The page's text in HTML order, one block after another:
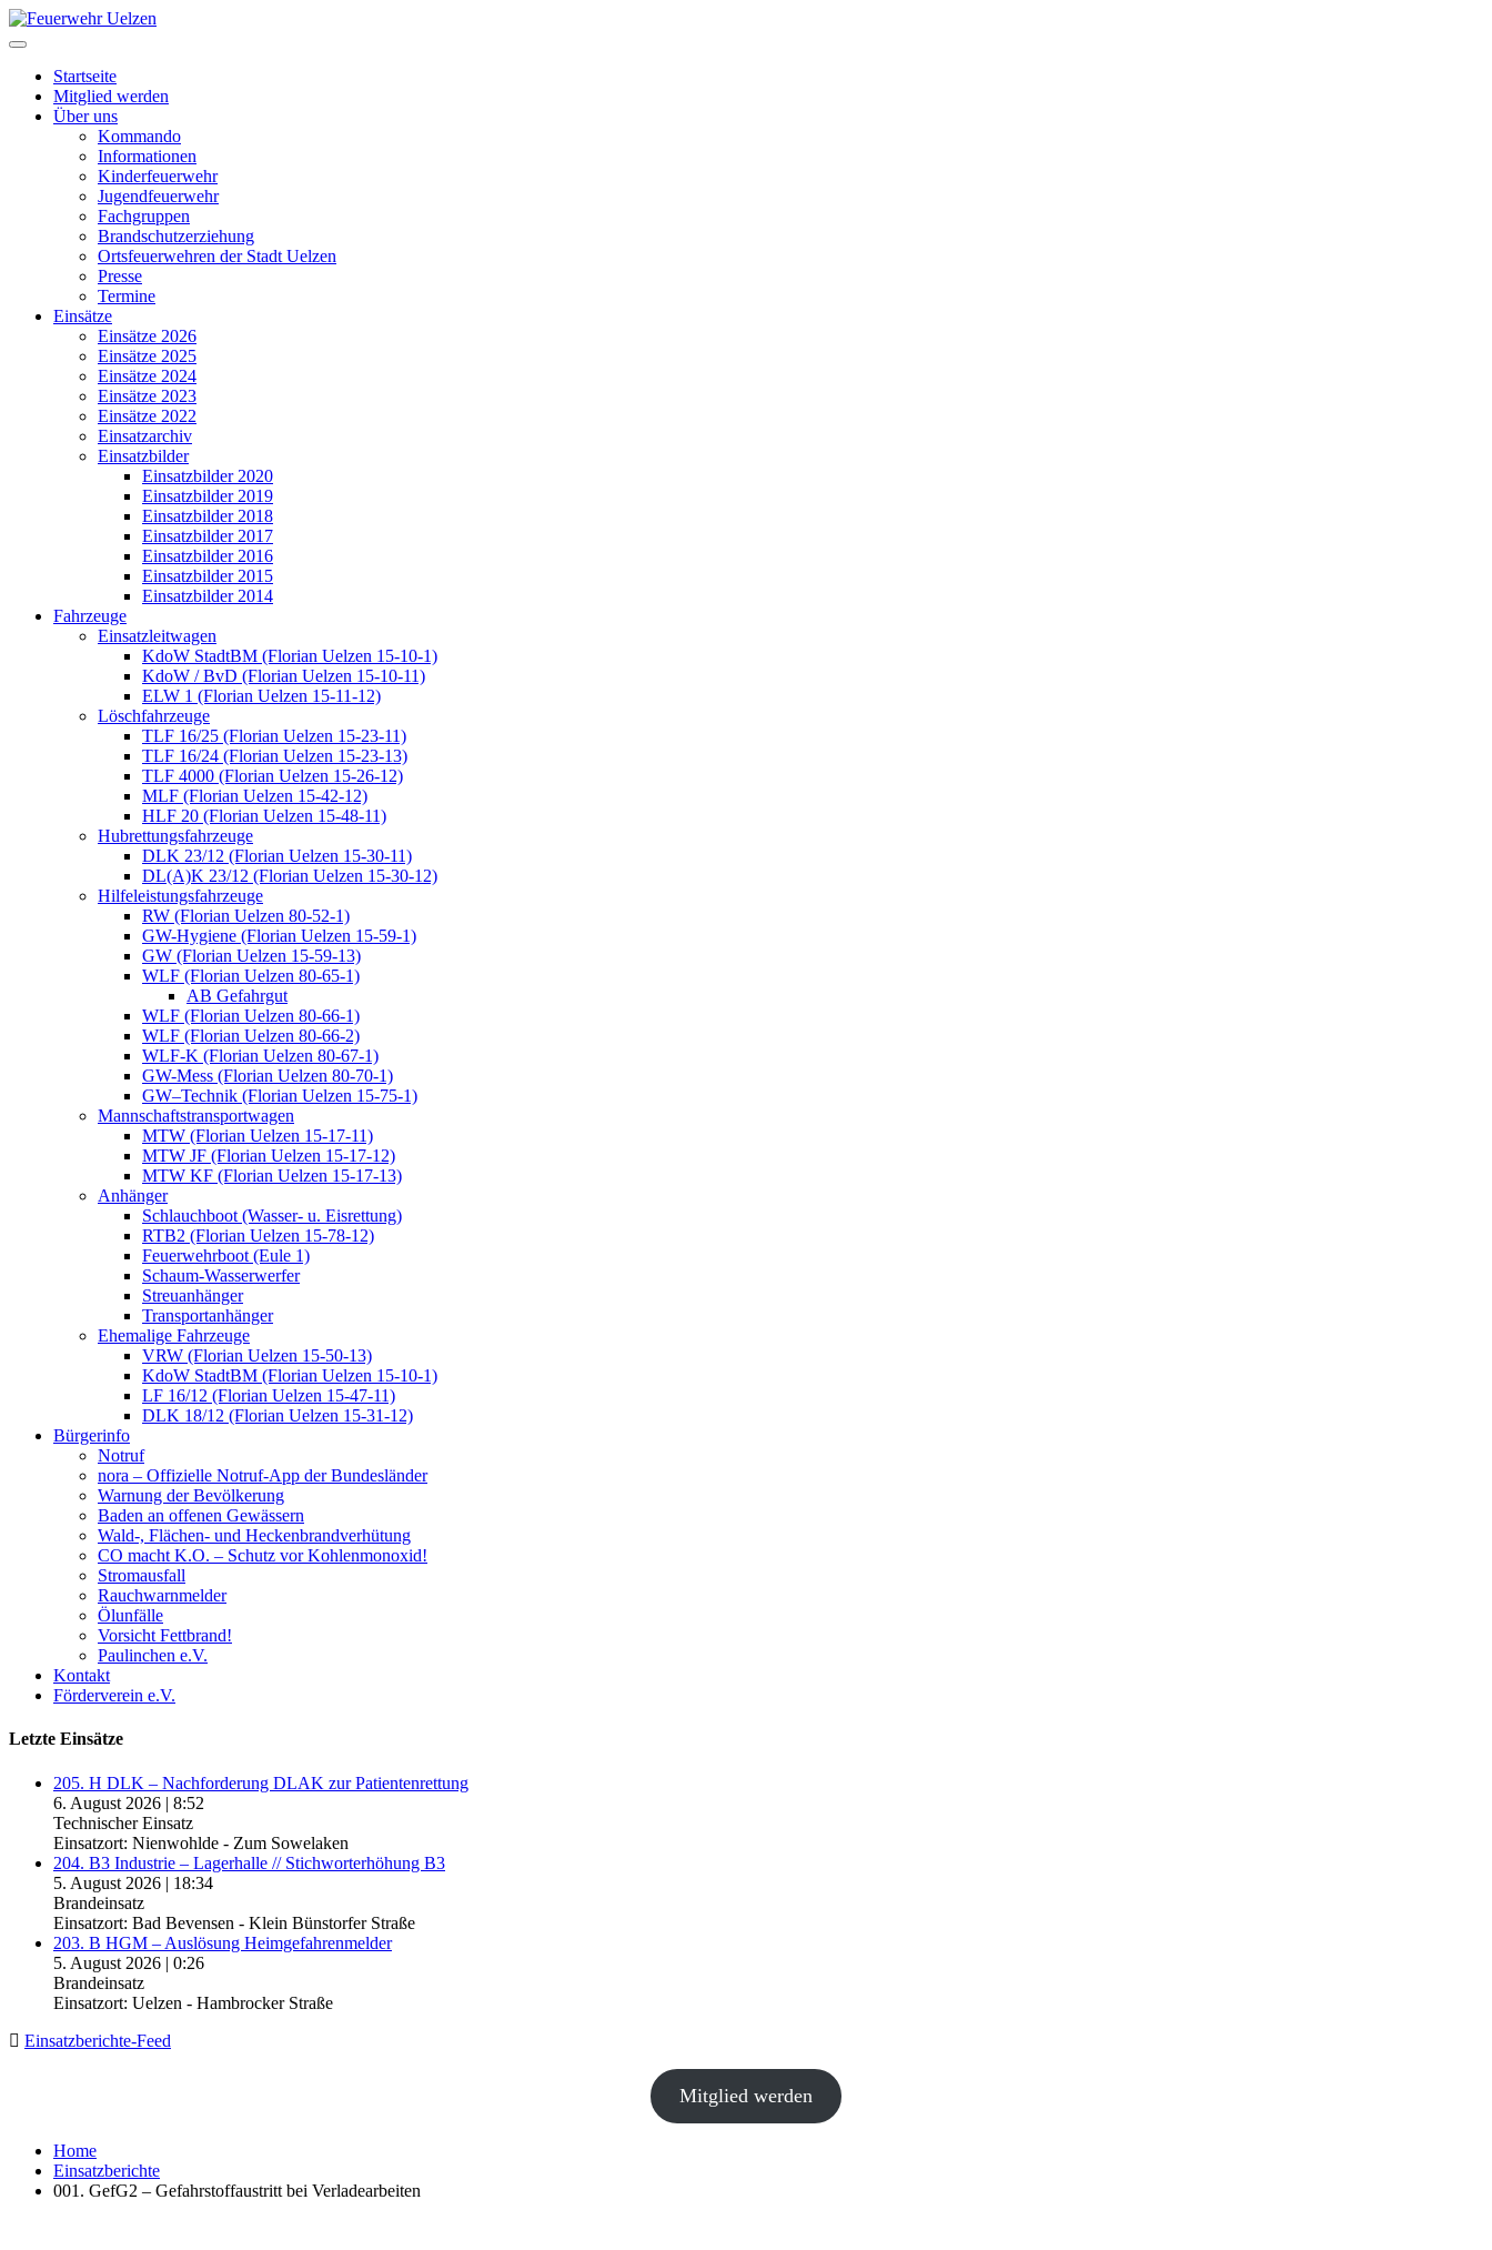
Startseite
Mitglied werden
Über uns
Kommando
Informationen
Kinderfeuerwehr
Jugendfeuerwehr
Fachgruppen
Brandschutzerziehung
Ortsfeuerwehren der Stadt Uelzen
Presse
Termine
Einsätze
Einsätze 2026
Einsätze 2025
Einsätze 2024
Einsätze 2023
Einsätze 2022
Einsatzarchiv
Einsatzbilder
Einsatzbilder 2020
Einsatzbilder 2019
Einsatzbilder 2018
Einsatzbilder 2017
Einsatzbilder 2016
Einsatzbilder 2015
Einsatzbilder 2014
Fahrzeuge
Einsatzleitwagen
KdoW StadtBM (Florian Uelzen 15-10-1)
KdoW / BvD (Florian Uelzen 15-10-11)
ELW 1 (Florian Uelzen 15-11-12)
Löschfahrzeuge
TLF 16/25 (Florian Uelzen 15-23-11)
TLF 16/24 (Florian Uelzen 15-23-13)
TLF 4000 (Florian Uelzen 15-26-12)
MLF (Florian Uelzen 15-42-12)
HLF 20 (Florian Uelzen 15-48-11)
Hubrettungsfahrzeuge
DLK 23/12 (Florian Uelzen 15-30-11)
DL(A)K 23/12 (Florian Uelzen 15-30-12)
Hilfeleistungsfahrzeuge
RW (Florian Uelzen 80-52-1)
GW-Hygiene (Florian Uelzen 15-59-1)
GW (Florian Uelzen 15-59-13)
WLF (Florian Uelzen 80-65-1)
AB Gefahrgut
WLF (Florian Uelzen 80-66-1)
WLF (Florian Uelzen 80-66-2)
WLF-K (Florian Uelzen 80-67-1)
GW-Mess (Florian Uelzen 80-70-1)
GW–Technik (Florian Uelzen 15-75-1)
Mannschaftstransportwagen
MTW (Florian Uelzen 15-17-11)
MTW JF (Florian Uelzen 15-17-12)
MTW KF (Florian Uelzen 15-17-13)
Anhänger
Schlauchboot (Wasser- u. Eisrettung)
RTB2 (Florian Uelzen 15-78-12)
Feuerwehrboot (Eule 1)
Schaum-Wasserwerfer
Streuanhänger
Transportanhänger
Ehemalige Fahrzeuge
VRW (Florian Uelzen 15-50-13)
KdoW StadtBM (Florian Uelzen 15-10-1)
LF 16/12 (Florian Uelzen 15-47-11)
DLK 18/12 (Florian Uelzen 15-31-12)
Bürgerinfo
Notruf
nora – Offizielle Notruf-App der Bundesländer
Warnung der Bevölkerung
Baden an offenen Gewässern
Wald-, Flächen- und Heckenbrandverhütung
CO macht K.O. – Schutz vor Kohlenmonoxid!
Stromausfall
Rauchwarnmelder
Ölunfälle
Vorsicht Fettbrand!
Paulinchen e.V.
Kontakt
Förderverein e.V.
Letzte Einsätze
205. H DLK – Nachforderung DLAK zur Patientenrettung
6. August 2026 | 8:52
Technischer Einsatz
Einsatzort: Nienwohlde - Zum Sowelaken
204. B3 Industrie – Lagerhalle // Stichworterhöhung B3
5. August 2026 | 18:34
Brandeinsatz
Einsatzort: Bad Bevensen - Klein Bünstorfer Straße
203. B HGM – Auslösung Heimgefahrenmelder
5. August 2026 | 0:26
Brandeinsatz
Einsatzort: Uelzen - Hambrocker Straße
Einsatzberichte-Feed
Mitglied werden
Home
Einsatzberichte
001. GefG2 – Gefahrstoffaustritt bei Verladearbeiten